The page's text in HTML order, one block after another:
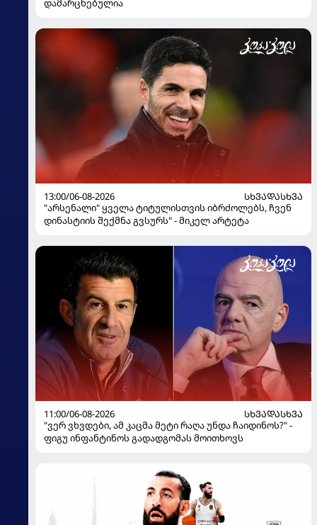
დამარცხებულია
13:00/06-08-2026
ᲡᲮᲕᲐᲓᲐᲡᲮᲕᲐ
"არსენალი" ყველა ტიტულისთვის იბრძოლებს, ჩვენ
დინასტიის შექმნა გვსურს" - მიკელ არტეტა
11:00/06-08-2026
ᲡᲮᲕᲐᲓᲐᲡᲮᲕᲐ
"ვერ ვხვდები, ამ კაცმა მეტი რაღა უნდა ჩაიდინოს?" -
ფიგუ ინფანტინოს გადადგომას მოითხოვს